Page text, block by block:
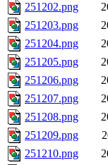
251202.png
251203.png
251204.png
251205.png
251206.png
251207.png
251208.png
251209.png
251210.png